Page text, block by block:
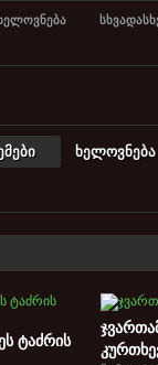
ხელოვნება
ტაძრის